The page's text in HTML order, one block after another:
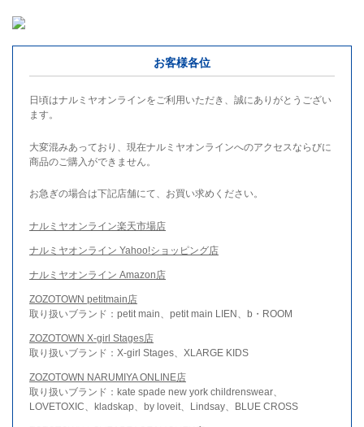
お客様各位
日頃はナルミヤオンラインをご利用いただき、誠にありがとうござい
ます。
大変混みあっており、現在ナルミヤオンラインへのアクセスならびに
商品のご購入ができません。
お急ぎの場合は下記店舗にて、お買い求めください。
ナルミヤオンライン楽天市場店
ナルミヤオンライン Yahoo!ショッピング店
ナルミヤオンライン Amazon店
ZOZOTOWN petitmain店
取り扱いブランド：petit main、petit main LIEN、b・ROOM
ZOZOTOWN X-girl Stages店
取り扱いブランド：X-girl Stages、XLARGE KIDS
ZOZOTOWN NARUMIYA ONLINE店
取り扱いブランド：kate spade new york childrenswear、
LOVETOXIC、kladskap、by loveit、Lindsay、BLUE CROSS